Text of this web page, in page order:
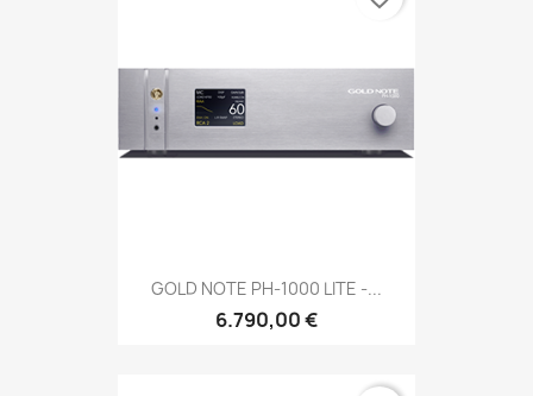
GOLD NOTE PH-1000 LITE -...
6.790,00 €